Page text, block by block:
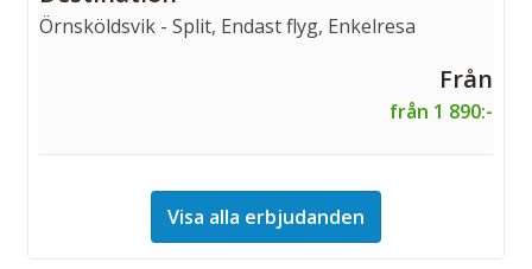
Örnsköldsvik - Split, Endast flyg, Enkelresa
från 1 890:-
Visa alla erbjudanden